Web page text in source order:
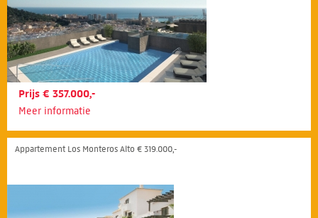
Prijs € 357.000,-
Meer informatie
Appartement Los Monteros Alto € 319.000,-